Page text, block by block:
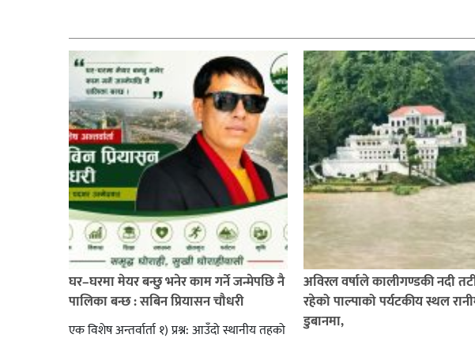
घर–घरमा मेयर बन्छु भनेर काम गर्ने जन्मेपछि नै
पालिका बन्छ : सबिन प्रियासन चौधरी
एक विशेष अन्तर्वार्ता १) प्रश्न: आउँदो स्थानीय तहको
अविरल वर्षाले कालीगण्डकी नदी
रहेको पाल्पाको पर्यटकीय स्थल
डुबानमा,